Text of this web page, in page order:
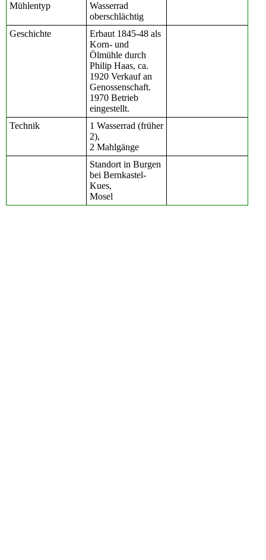
Mühlentyp
Wasserrad
oberschlächtig
Geschichte
Erbaut 1845-48 als
Korn- und
Ölmühle durch
Philip Haas, ca.
1920 Verkauf an
Genossenschaft.
1970 Betrieb
eingestellt.
Technik
1 Wasserrad (früher
2),
2 Mahlgänge
Standort in Burgen
bei Bernkastel-
Kues,
Mosel